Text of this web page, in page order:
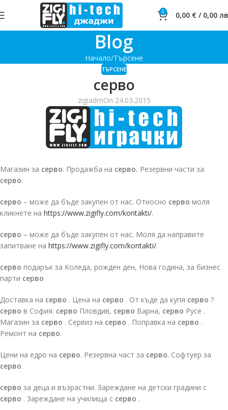
0 0,00 € / 0,00
Blog
Начало Търсене
ТЪРСЕНЕ
серво
zigiadmOn 24.03.2015
Магазин за серво. Продажба на серво. Резервни части за
серво.
серво – може да бъде закупен от нас. Относно серво моля
кликнете на https://www.zigifly.com/kontakti/.
серво – може да бъде закупен от нас. Моля да направите
запитване на https://www.zigifly.com/kontakti/.
серво подарък за Коледа, рожден ден, Нова година, за бизнес
парти серво
Доставка на серво . Цена на серво . От къде да купя серво ?
серво в София. серво Пловдив, серво Варна, серво Русе .
Магазин за серво . Сервиз на серво . Поправка на серво .
Ремонт на серво.
Цени на едро на серво. Резервна част за серво. Софтуер за
серво.
серво за деца и възрастни. Зареждане на детски градини с
серво . Зареждане на училища с серво .